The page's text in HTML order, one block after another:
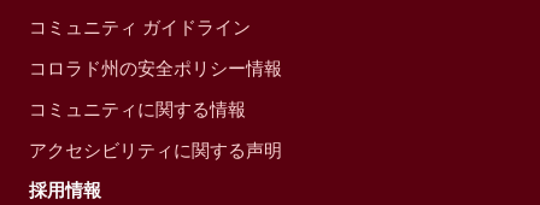
コミュニティ ガイドライン
コロラド州の安全ポリシー情報
コミュニティに関する情報
アクセシビリティに関する声明
採用情報